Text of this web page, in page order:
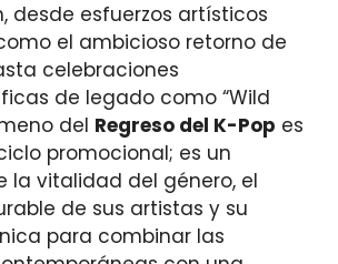
desde esfuerzos artísticos
el ambicioso retorno de
celebraciones
de legado como “Wild
del Regreso del K-Pop es
promocional; es un
la vitalidad del género, el
de sus artistas y su
para combinar las